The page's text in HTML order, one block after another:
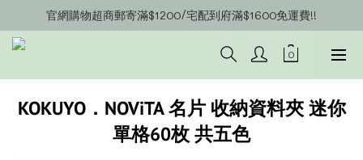
官網會員募集中~立即註冊即可獲得購物金$20!!!
官網購物超商郵寄滿$1200/宅配到府滿$1600免運費!!
官網會員募集中~立即註冊即可獲得購物金$20!!!
KOKUYO．NOViTA 名片 收納資料夾 迷你
單格60枚 共五色